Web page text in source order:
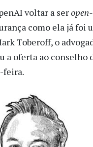
voltar a ser
como ela já foi
Toberoff, o
a oferta ao conselho
feira.